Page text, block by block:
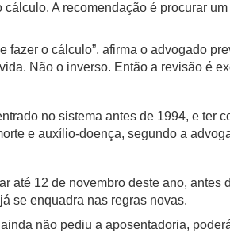
A recomendação é procurar
o cálculo”, afirma o advogado
Não o inverso. Então a revisão é
no sistema antes de 1994, e ter
e auxílio-doença, segundo a
até 12 de novembro deste ano, antes
se enquadra nas regras novas.
não pediu a aposentadoria,